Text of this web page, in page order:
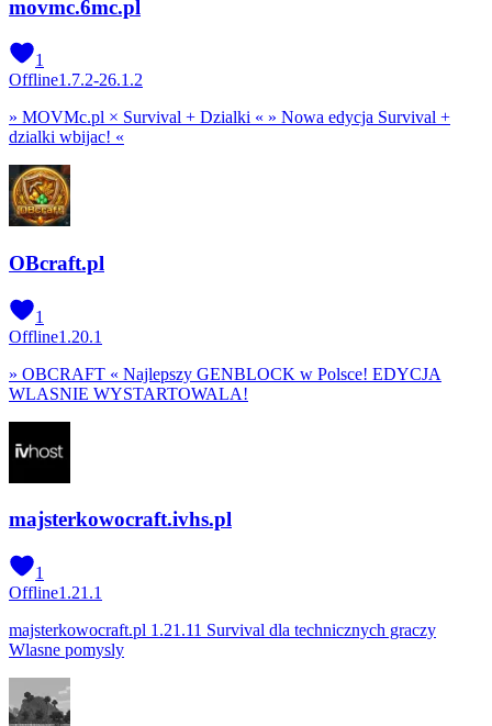
movmc.6mc.pl
1
Offline1.7.2-26.1.2
» MOVMc.pl × Survival + Dzialki « » Nowa edycja Survival +
dzialki wbijac! «
OBcraft.pl
1
Offline1.20.1
» OBCRAFT « Najlepszy GENBLOCK w Polsce! EDYCJA
WLASNIE WYSTARTOWALA!
majsterkowocraft.ivhs.pl
1
Offline1.21.1
majsterkowocraft.pl 1.21.11 Survival dla technicznych graczy
Wlasne pomysly